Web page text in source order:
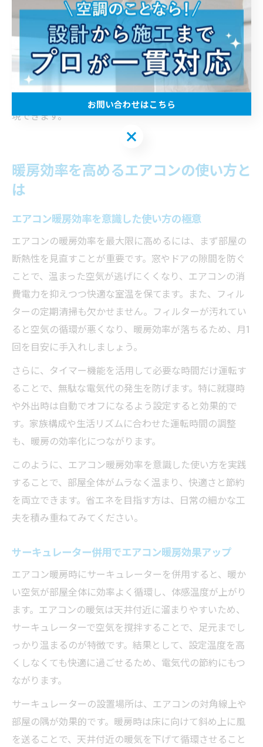
や自動運転機能を活用し、無駄な電力消費を防ぎましょ
う。
初心者の方はまず20〜22度を基準に、実際の体感や家族
の反応を見ながら微調整するのがおすすめです。高齢者
や寒がりの方は、少し高めの温度設定にするなど、柔軟
に使い分けることで、快適かつ経済的な冬の暮らしを実
現できます。
暖房効率を高めるエアコンの使い方と
は
エアコン暖房効率を意識した使い方の極意
エアコンの暖房効率を最大限に高めるには、まず部屋の
断熱性を見直すことが重要です。窓やドアの隙間を防ぐ
ことで、温まった空気が逃げにくくなり、エアコンの消
費電力を抑えつつ快適な室温を保てます。また、フィル
ターの定期清掃も欠かせません。フィルターが汚れてい
ると空気の循環が悪くなり、暖房効率が落ちるため、月1
回を目安に手入れしましょう。
さらに、タイマー機能を活用して必要な時間だけ運転す
ることで、無駄な電気代の発生を防げます。特に就寝時
や外出時は自動でオフになるよう設定すると効果的で
す。家族構成や生活リズムに合わせた運転時間の調整
も、暖房の効率化につながります。
このように、エアコン暖房効率を意識した使い方を実践
することで、部屋全体がムラなく温まり、快適さと節約
を両立できます。省エネを目指す方は、日常の細かな工
夫を積み重ねてみてください。
サーキュレーター併用でエアコン暖房効果アップ
エアコン暖房時にサーキュレーターを併用すると、暖か
い空気が部屋全体に効率よく循環し、体感温度が上がり
ます。エアコンの暖気は天井付近に溜まりやすいため、
サーキュレーターで空気を撹拌することで、足元までし
っかり温まるのが特徴です。結果として、設定温度を高
くしなくても快適に過ごせるため、電気代の節約にもつ
ながります。
サーキュレーターの設置場所は、エアコンの対角線上や
部屋の隅が効果的です。暖房時は床に向けて斜め上に風
を送ることで、天井付近の暖気を下げて循環させること
お問い合わせはこちら
お問い合わせはこちら